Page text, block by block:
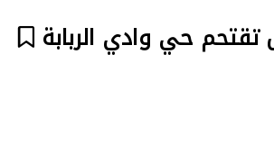
تقتحم حي وادي الربابة